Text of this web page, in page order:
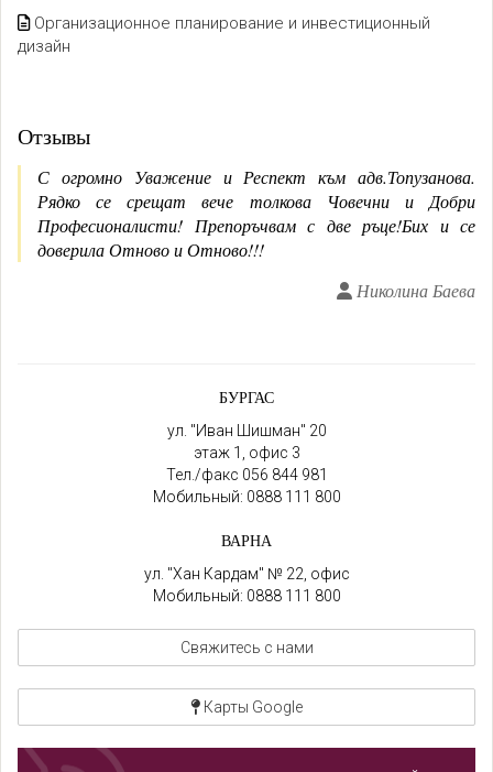
Организационное планирование и инвестиционный
дизайн
Отзывы
С огромно Уважение и Респект към адв.Топузанова.
Рядко се срещат вече толкова Човечни и Добри
Професионалисти! Препоръчвам с две ръце!Бих и се
доверила Отново и Отново!!!
Николина Баева
БУРГАС
ул. "Иван Шишман" 20
этаж 1, офис 3
Тел./факс 056 844 981
Мобильный: 0888 111 800
ВАРНА
ул. "Хан Кардам" № 22, офис
Мобильный: 0888 111 800
Свяжитесь с нами
Карты Google